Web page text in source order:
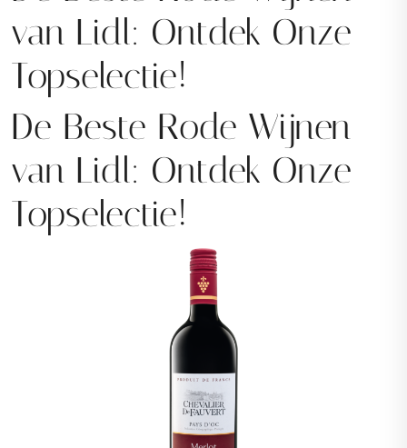
van Lidl: Ontdek Onze
Topselectie!
De Beste Rode Wijnen
van Lidl: Ontdek Onze
Topselectie!